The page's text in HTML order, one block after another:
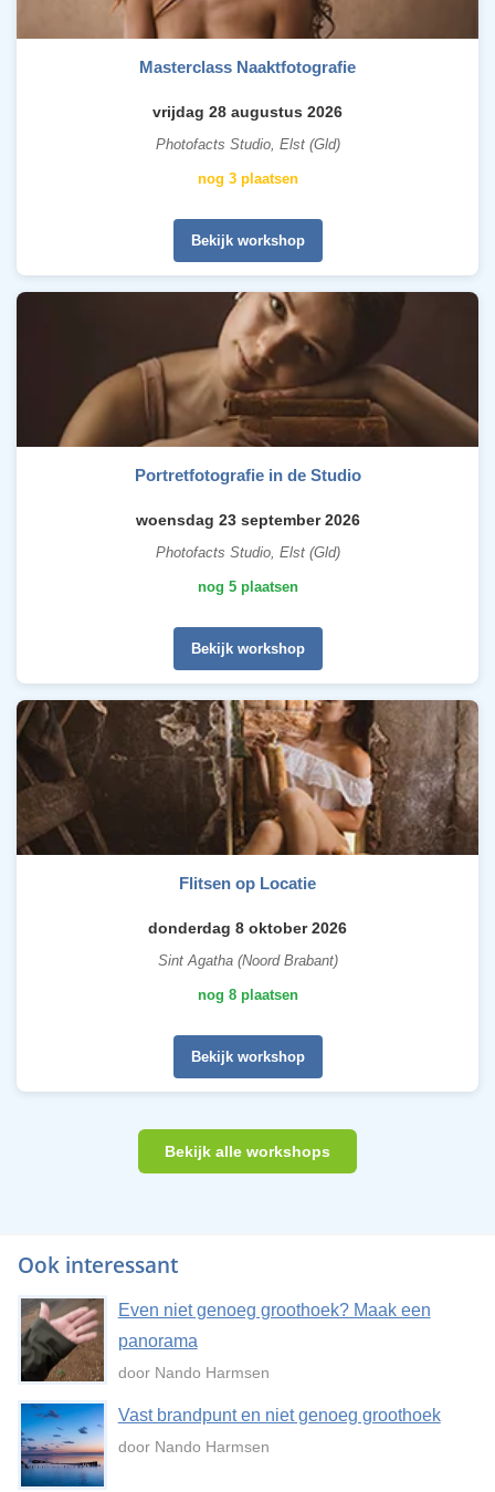
Masterclass Naaktfotografie
vrijdag 28 augustus 2026
Photofacts Studio, Elst (Gld)
nog 3 plaatsen
Bekijk workshop
Portretfotografie in de Studio
woensdag 23 september 2026
Photofacts Studio, Elst (Gld)
nog 5 plaatsen
Bekijk workshop
Flitsen op Locatie
donderdag 8 oktober 2026
Sint Agatha (Noord Brabant)
nog 8 plaatsen
Bekijk workshop
Bekijk alle workshops
Ook interessant
Even niet genoeg groothoek? Maak een
panorama
door Nando Harmsen
Vast brandpunt en niet genoeg groothoek
door Nando Harmsen